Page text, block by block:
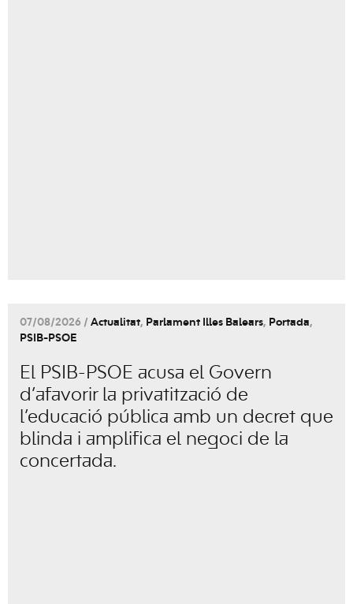
07/08/2026 / Actualitat, Parlament Illes Balears, Portada,
PSIB-PSOE
El PSIB-PSOE acusa el Govern
d’afavorir la privatització de
l’educació pública amb un decret que
blinda i amplifica el negoci de la
concertada.